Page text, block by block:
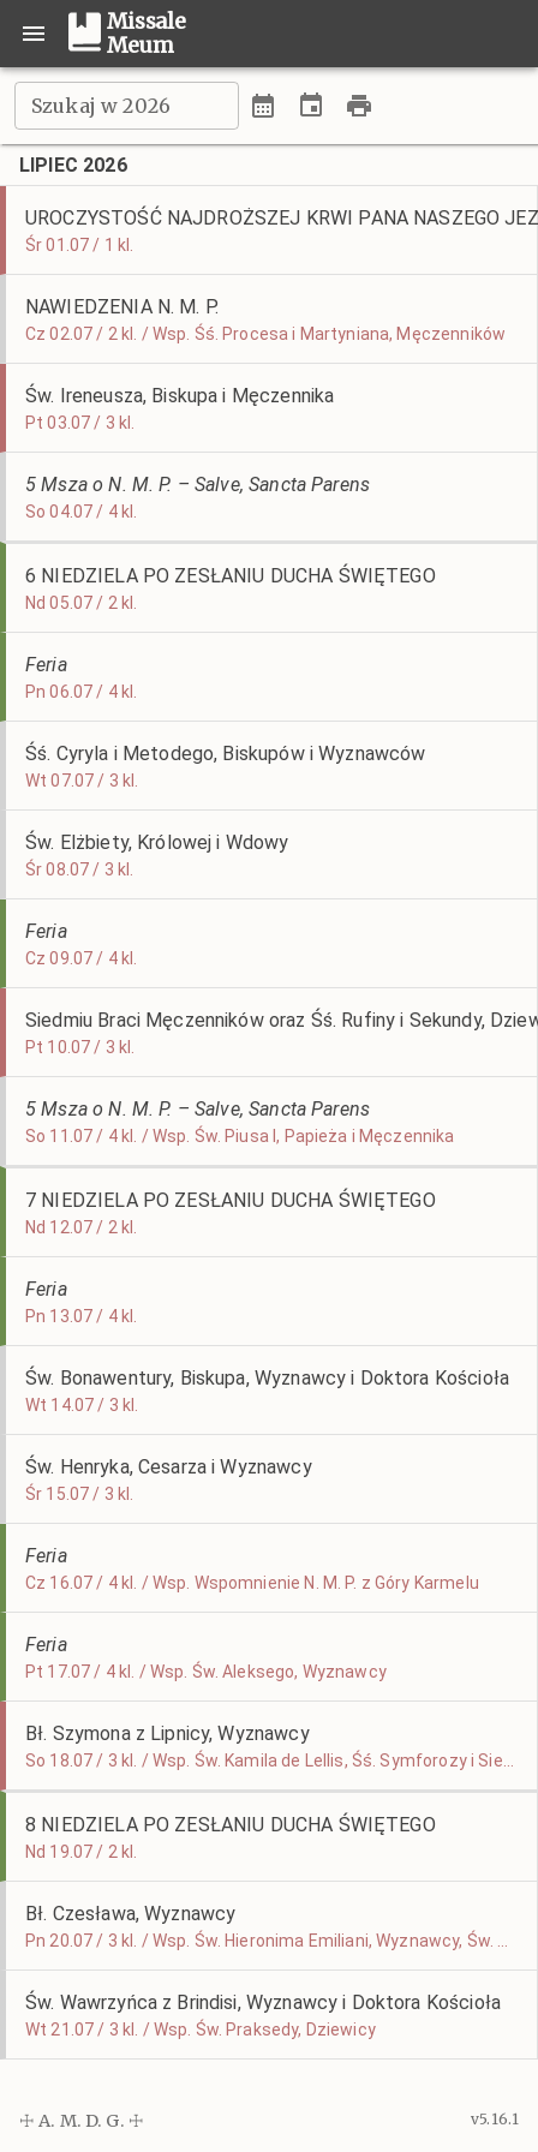
Missale
Meum
Szukaj w 2026
LIPIEC 2026
UROCZYSTOŚĆ NAJDROŻSZEJ KRWI PANA NASZEGO
Śr 01.07 / 1 kl.
NAWIEDZENIA N. M. P.
Cz 02.07 / 2 kl. / Wsp. Śś. Procesa i Martyniana, Męczenników
Św. Ireneusza, Biskupa i Męczennika
Pt 03.07 / 3 kl.
5 Msza o N. M. P. – Salve, Sancta Parens
So 04.07 / 4 kl.
6 NIEDZIELA PO ZESŁANIU DUCHA ŚWIĘTEGO
Nd 05.07 / 2 kl.
Feria
Pn 06.07 / 4 kl.
Śś. Cyryla i Metodego, Biskupów i Wyznawców
Wt 07.07 / 3 kl.
Św. Elżbiety, Królowej i Wdowy
Śr 08.07 / 3 kl.
Feria
Cz 09.07 / 4 kl.
Siedmiu Braci Męczenników oraz Śś. Rufiny i Sekundy,
Pt 10.07 / 3 kl.
5 Msza o N. M. P. – Salve, Sancta Parens
So 11.07 / 4 kl. / Wsp. Św. Piusa I, Papieża i Męczennika
7 NIEDZIELA PO ZESŁANIU DUCHA ŚWIĘTEGO
Nd 12.07 / 2 kl.
Feria
Pn 13.07 / 4 kl.
Św. Bonawentury, Biskupa, Wyznawcy i Doktora Kościoła
Wt 14.07 / 3 kl.
Św. Henryka, Cesarza i Wyznawcy
Śr 15.07 / 3 kl.
Feria
Cz 16.07 / 4 kl. / Wsp. Wspomnienie N. M. P. z Góry Karmelu
Feria
Pt 17.07 / 4 kl. / Wsp. Św. Aleksego, Wyznawcy
Bł. Szymona z Lipnicy, Wyznawcy
8 NIEDZIELA PO ZESŁANIU DUCHA ŚWIĘTEGO
Nd 19.07 / 2 kl.
Bł. Czesława, Wyznawcy
Św. Wawrzyńca z Brindisi, Wyznawcy i Doktora Kościoła
Wt 21.07 / 3 kl. / Wsp. Św. Praksedy, Dziewicy
☩ A. M. D. G. ☩ v5.16.1